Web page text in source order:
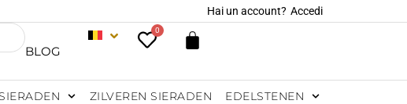
Hai un account? Accedi
BLOG
0
ZILVEREN SIERADEN EDELSTENEN